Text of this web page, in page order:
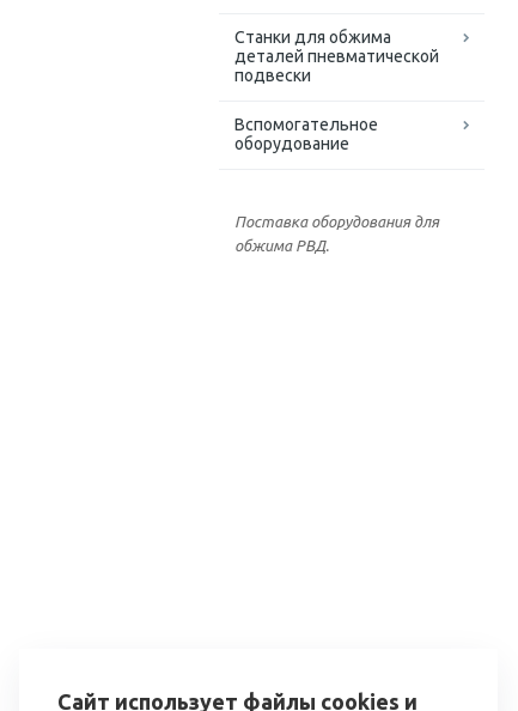
Станки для обжима
деталей пневматической
подвески
Вспомогательное
оборудование
Поставка оборудования для
обжима РВД.
Сайт использует файлы cookies и